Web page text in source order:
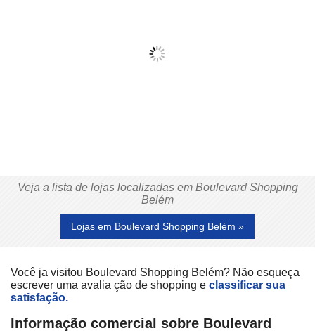
Veja a lista de lojas localizadas em Boulevard Shopping
Belém
Lojas em Boulevard Shopping Belém »
Você ja visitou Boulevard Shopping Belém? Não esqueça
escrever uma avalia ção de shopping e classificar sua
satisfação.
Informação comercial sobre Boulevard